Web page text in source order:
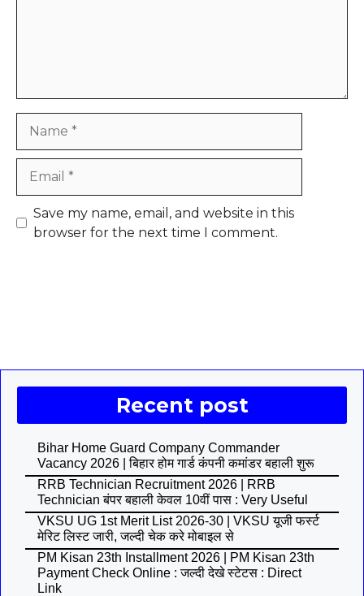
Save my name, email, and website in this
browser for the next time I comment.
Recent post
Bihar Home Guard Company Commander
Vacancy 2026 | बिहार होम गार्ड कंपनी कमांडर बहाली शुरू
RRB Technician Recruitment 2026 | RRB
Technician बंपर बहाली केवल 10वीं पास : Very Useful
VKSU UG 1st Merit List 2026-30 | VKSU यूजी फर्स्ट
मेरिट लिस्ट जारी, जल्दी चेक करे मोबाइल से
PM Kisan 23th Installment 2026 | PM Kisan 23th
Payment Check Online : जल्दी देखे स्टेटस : Direct
Link